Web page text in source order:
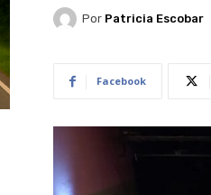
Por Patricia Escobar
Facebook